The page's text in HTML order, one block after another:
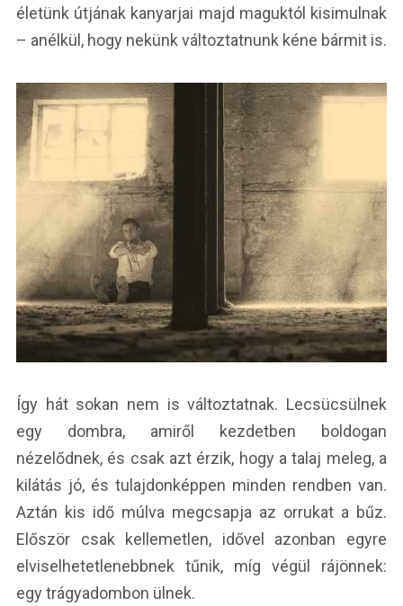
életünk útjának kanyarjai majd maguktól kisimulnak
– anélkül, hogy nekünk változtatnunk kéne bármit is.
Így hát sokan nem is változtatnak. Lecsücsülnek
egy dombra, amiről kezdetben boldogan
nézelődnek, és csak azt érzik, hogy a talaj meleg, a
kilátás jó, és tulajdonképpen minden rendben van.
Aztán kis idő múlva megcsapja az orrukat a bűz.
Először csak kellemetlen, idővel azonban egyre
elviselhetetlenebbnek tűnik, míg végül rájönnek:
egy trágyadombon ülnek.